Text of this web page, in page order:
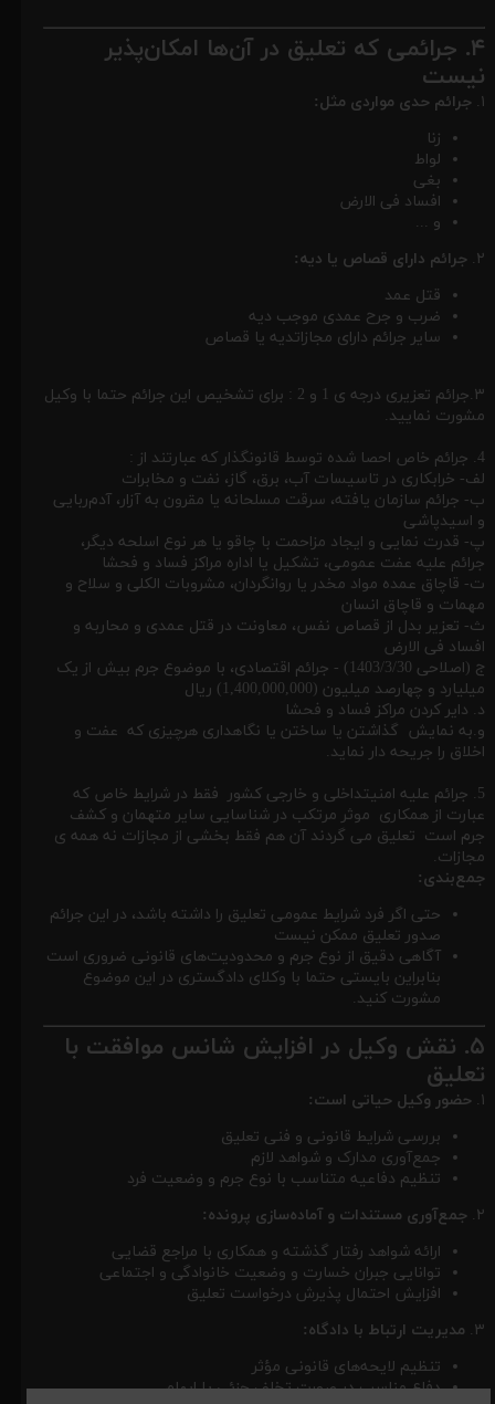
۴. جرائمی که تعلیق در آن‌ها امکان‌پذیر
نیست
۱. جرائم حدی مواردی مثل:
زنا
لواط
بغی
افساد فی الارض
و ...
۲. جرائم دارای قصاص یا دیه:
قتل عمد
ضرب و جرح عمدی موجب دیه
سایر جرائم دارای مجازاتدیه یا قصاص
۳.جرائم تعزیری درجه ی 1 و 2 : برای تشخیص این جرائم حتما با وکیل
مشورت نمایید.
4. جرائم خاص احصا شده توسط قانونگذار که عبارتند از :
لف- خرابکاری در تاسیسات آب، برق، گاز، نفت و مخابرات
ب- جرائم سازمان یافته، سرقت مسلحانه یا مقرون به آزار، آدم‌ربایی
و اسیدپاشی
پ- قدرت نمایی و ایجاد مزاحمت با چاقو یا هر نوع اسلحه دیگر،
جرائم علیه عفت عمومی، تشکیل یا اداره مراکز فساد و فحشا
ت- قاچاق عمده مواد مخدر یا روانگردان، مشروبات الکلی و سلاح و
مهمات و قاچاق انسان
ث- تعزیر بدل از قصاص نفس، معاونت در قتل عمدی و محاربه و
افساد فی الارض
ج (اصلاحی 1403/3/30) - جرائم اقتصادی، با موضوع جرم بیش از یک
میلیارد و چهارصد میلیون (1,400,000,000) ریال
د. دایر کردن مراکز فساد و فحشا
و.به نمایش گذاشتن یا ساختن یا نگاهداری هرچیزی که عفت و
اخلاق را جریحه دار نماید.
5. جرائم علیه امنیتداخلی و خارجی کشور فقط در شرایط خاص که
عبارت از همکاری موثر مرتکب در شناسایی سایر متهمان و کشف
جرم است تعلیق می گردند آن هم فقط بخشی از مجازات نه همه ی
مجازات.
جمع‌بندی:
حتی اگر فرد شرایط عمومی تعلیق را داشته باشد، در این جرائم
صدور تعلیق ممکن نیست
آگاهی دقیق از نوع جرم و محدودیت‌های قانونی ضروری است
بنابراین بایستی حتما با وکلای دادگستری در این موضوع
مشورت کنید.
۵. نقش وکیل در افزایش شانس موافقت با
تعلیق
۱. حضور وکیل حیاتی است:
بررسی شرایط قانونی و فنی تعلیق
جمع‌آوری مدارک و شواهد لازم
تنظیم دفاعیه متناسب با نوع جرم و وضعیت فرد
۲. جمع‌آوری مستندات و آماده‌سازی پرونده:
ارائه شواهد رفتار گذشته و همکاری با مراجع قضایی
توانایی جبران خسارت و وضعیت خانوادگی و اجتماعی
افزایش احتمال پذیرش درخواست تعلیق
۳. مدیریت ارتباط با دادگاه:
تنظیم لایحه‌های قانونی مؤثر
دفاع مناسب در صورت تخلف جزئی یا ابهام